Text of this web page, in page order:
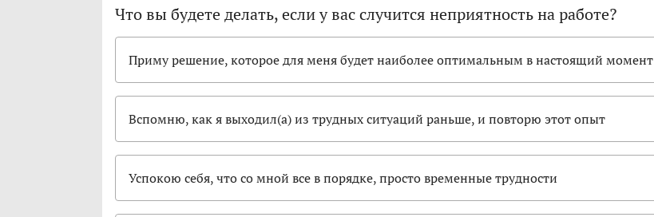
Что вы будете делать, если у вас случится неприятность на работе?
Приму решение, которое для меня будет наиболее оптимальным в настоящий момент
Вспомню, как я выходил(а) из трудных ситуаций раньше, и повторю этот опыт
Успокою себя, что со мной все в порядке, просто временные трудности